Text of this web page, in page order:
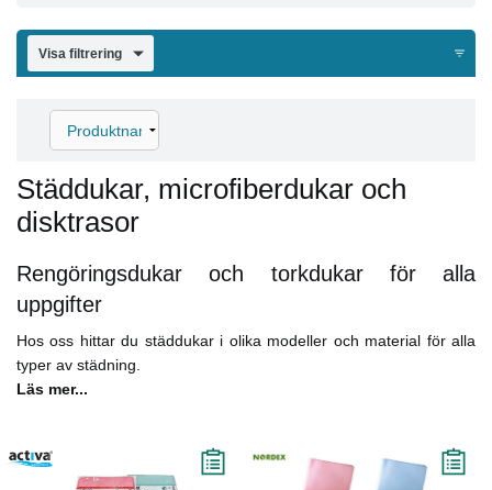
Visa filtrering
Städdukar, microfiberdukar och
disktrasor
Rengöringsdukar och torkdukar för alla
uppgifter
Hos oss hittar du städdukar i olika modeller och material för alla
typer av städning.
Läs mer...